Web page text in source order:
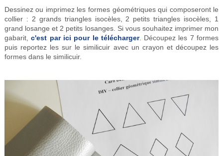
Dessinez ou imprimez les formes géométriques qui composeront le
collier : 2 grands triangles isocèles, 2 petits triangles isocèles, 1
grand losange et 2 petits losanges. Si vous souhaitez imprimer mon
gabarit,c'est par ici pour le télécharger. Découpez les 7 formes
puis reportez les sur le similicuir avec un crayon et découpez les
formes dans le similicuir.